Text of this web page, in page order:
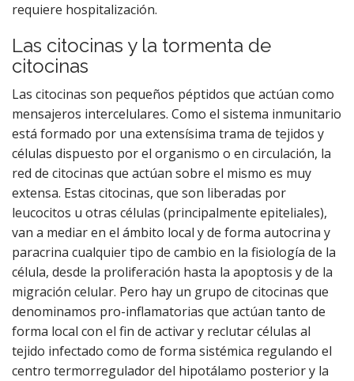
requiere hospitalización.
Las citocinas y la tormenta de
citocinas
Las citocinas son pequeños péptidos que actúan como
mensajeros intercelulares. Como el sistema inmunitario
está formado por una extensísima trama de tejidos y
células dispuesto por el organismo o en circulación, la
red de citocinas que actúan sobre el mismo es muy
extensa. Estas citocinas, que son liberadas por
leucocitos u otras células (principalmente epiteliales),
van a mediar en el ámbito local y de forma autocrina y
paracrina cualquier tipo de cambio en la fisiología de la
célula, desde la proliferación hasta la apoptosis y de la
migración celular. Pero hay un grupo de citocinas que
denominamos pro-inflamatorias que actúan tanto de
forma local con el fin de activar y reclutar células al
tejido infectado como de forma sistémica regulando el
centro termorregulador del hipotálamo posterior y la